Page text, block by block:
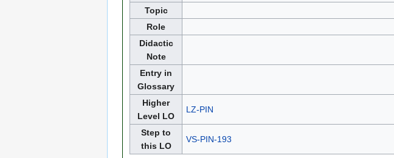
Topic
Role
Didactic
Note
Entry in
Glossary
Higher
Level LO
LZ-PIN
Step to
this LO
VS-PIN-193